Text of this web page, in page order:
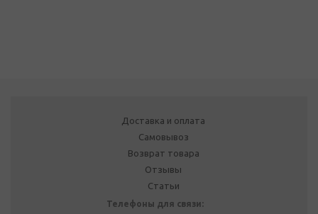
Доставка и оплата
Самовывоз
Возврат товара
Отзывы
Статьи
Телефоны для связи: